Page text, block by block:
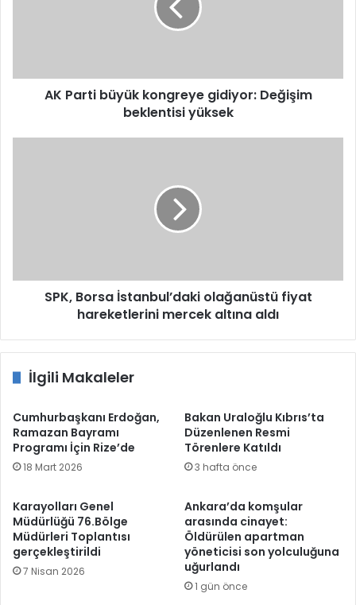
AK Parti büyük kongreye gidiyor: Değişim
beklentisi yüksek
aldı
SPK, Borsa İstanbul’daki olağanüstü fiyat
hareketlerini mercek altına aldı
İlgili Makaleler
Cumhurbaşkanı Erdoğan,
Ramazan Bayramı
Programı İçin Rize’de
18 Mart 2026
Bakan Uraloğlu Kıbrıs’ta
Düzenlenen Resmi
Törenlere Katıldı
3 hafta önce
Karayolları Genel
Müdürlüğü 76.Bölge
Müdürleri Toplantısı
gerçekleştirildi
7 Nisan 2026
Ankara’da komşular
arasında cinayet:
Öldürülen apartman
yöneticisi son yolculuğuna
uğurlandı
1 gün önce